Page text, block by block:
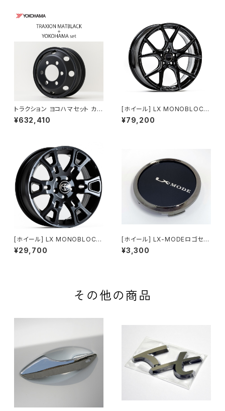
トラクション ヨコハマセット カム
ロードダブルタイヤ向け 送料組
み込み工賃込み 1台分
¥632,410
[ホイール] LX MONOBLOCK
GT3 20inch (エルエックス ジ
ーティースリー)
¥79,200
[ホイール] LX MONOBLOCK
CO (エルエックス シーオー)
¥29,700
[ホイール] LX-MODEロゴセン
ターキャップ (別売りオプション)
¥3,300
その他の商品